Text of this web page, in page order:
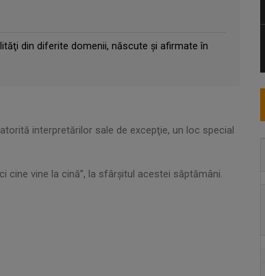
din diferite domenii, născute şi afirmate în
interpretărilor sale de excepţie, un loc special
cine vine la cină”, la sfârşitul acestei săptămâni.